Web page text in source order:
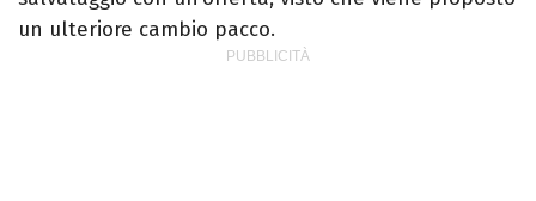
un ulteriore cambio pacco.